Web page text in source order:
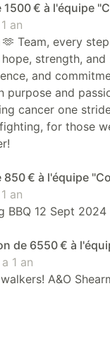
€ à l'équipe
an
Team, every
strength, and
and
purpose and
cancer one
for those
€ à l'équipe
an
BBQ 12 Sept 2024
de 6550 € à
1 an
A&O